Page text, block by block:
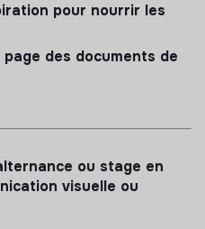
pour nourrir les
des documents de
ou stage en
visuelle ou